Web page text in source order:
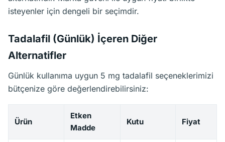
isteyenler için dengeli bir seçimdir.
Tadalafil (Günlük) İçeren Diğer
Alternatifler
Günlük kullanıma uygun 5 mg tadalafil seçeneklerimizi
bütçenize göre değerlendirebilirsiniz:
Ürün
Etken
Madde
Kutu Fiyat